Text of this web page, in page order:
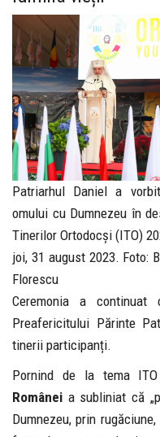
Patriarhul Daniel a
omului cu Dumnezeu în
Tinerilor Ortodocși (ITO)
joi, 31 august 2023. Foto:
Florescu
Ceremonia a continuat
Preafericitului Părinte
tinerii participanți.
Pornind de la tema
Românei a subliniat că
Dumnezeu, prin